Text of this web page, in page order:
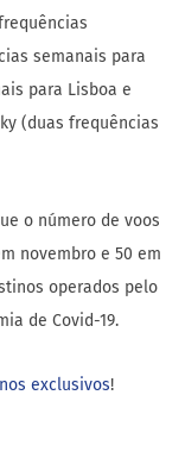
semanais para
para Lisboa e
(duas frequências
o número de voos
novembro e 50 em
operados pelo
de Covid-19.
exclusivos!